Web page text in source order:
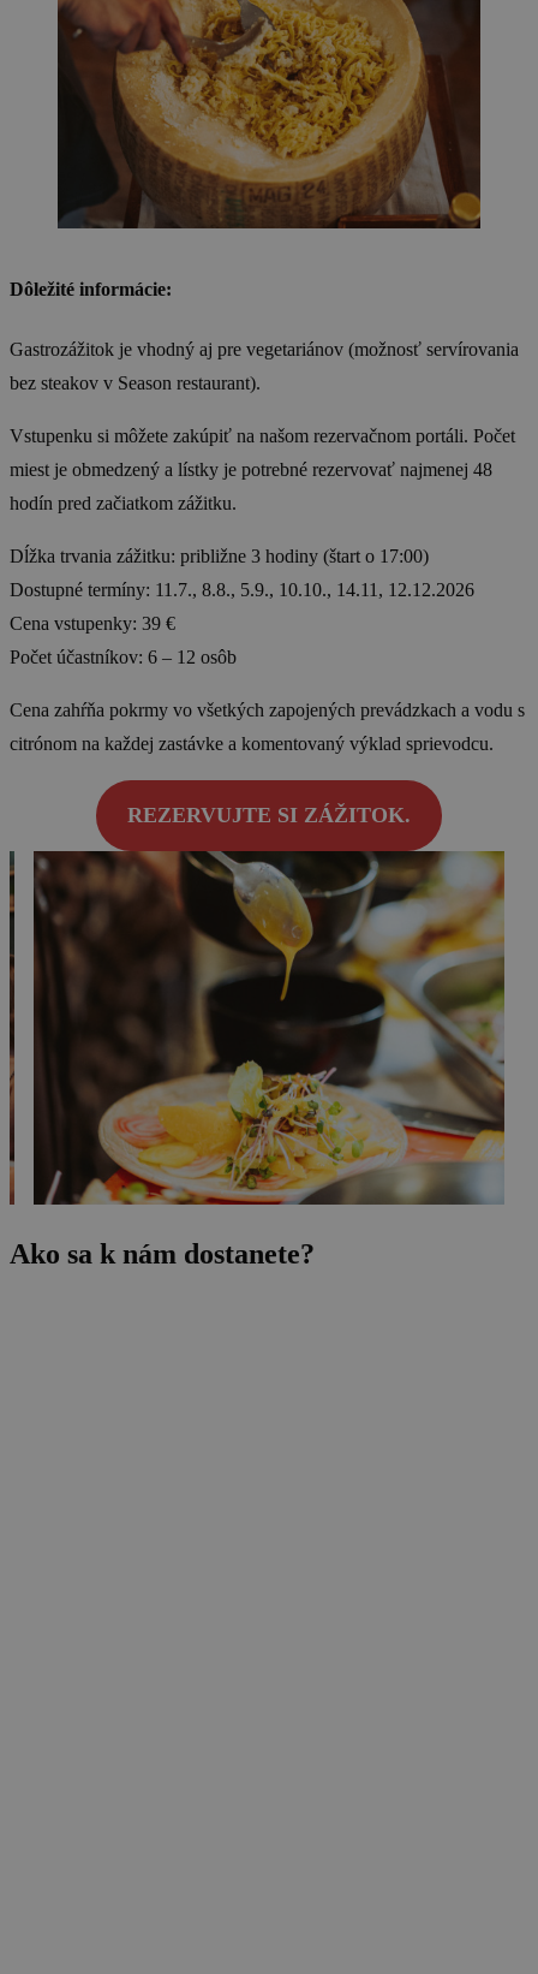
Dôležité informácie:
Gastrozážitok je vhodný aj pre vegetariánov (možnosť servírovania
bez steakov v Season restaurant).
Vstupenku si môžete zakúpiť na našom rezervačnom portáli. Počet
miest je obmedzený a lístky je potrebné rezervovať najmenej 48
hodín pred začiatkom zážitku.
Dĺžka trvania zážitku: približne 3 hodiny (štart o 17:00)
Dostupné termíny: 11.7., 8.8., 5.9., 10.10., 14.11, 12.12.2026
Cena vstupenky: 39 €
Počet účastníkov: 6 – 12 osôb
Cena zahŕňa pokrmy vo všetkých zapojených prevádzkach a vodu s
citrónom na každej zastávke a komentovaný výklad sprievodcu.
REZERVUJTE SI ZÁŽITOK.
Ako sa k nám dostanete?